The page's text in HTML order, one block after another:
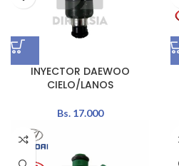
INYECTOR DAEWOO
CIELO/LANOS
Bs.17.000